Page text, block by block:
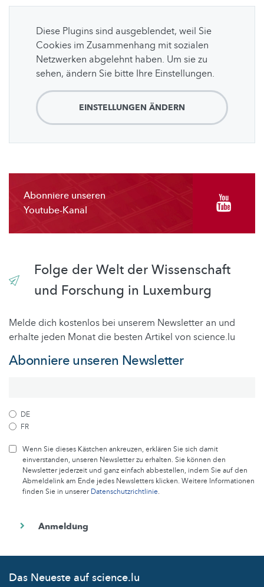
Diese Plugins sind ausgeblendet, weil Sie
Cookies im Zusammenhang mit sozialen
Netzwerken abgelehnt haben. Um sie zu
sehen, ändern Sie bitte Ihre Einstellungen.
EINSTELLUNGEN ÄNDERN
Abonniere unseren
Youtube-Kanal
Folge der Welt der Wissenschaft
und Forschung in Luxemburg
Melde dich kostenlos bei unserem Newsletter an und
erhalte jeden Monat die besten Artikel von science.lu
Abonniere unseren Newsletter
DE
FR
Wenn Sie dieses Kästchen ankreuzen, erklären Sie sich damit
einverstanden, unseren Newsletter zu erhalten. Sie können den
Newsletter jederzeit und ganz einfach abbestellen, indem Sie auf den
Abmeldelink am Ende jedes Newsletters klicken. Weitere Informationen
finden Sie in unsererDatenschutzrichtlinie.
Das Neueste auf science.lu